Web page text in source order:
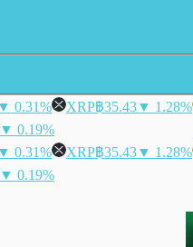
▼ 0.31% XRP฿35.43▼ 1.28%
▼ 0.19%
▼ 0.31% XRP฿35.43▼ 1.28%
▼ 0.19%